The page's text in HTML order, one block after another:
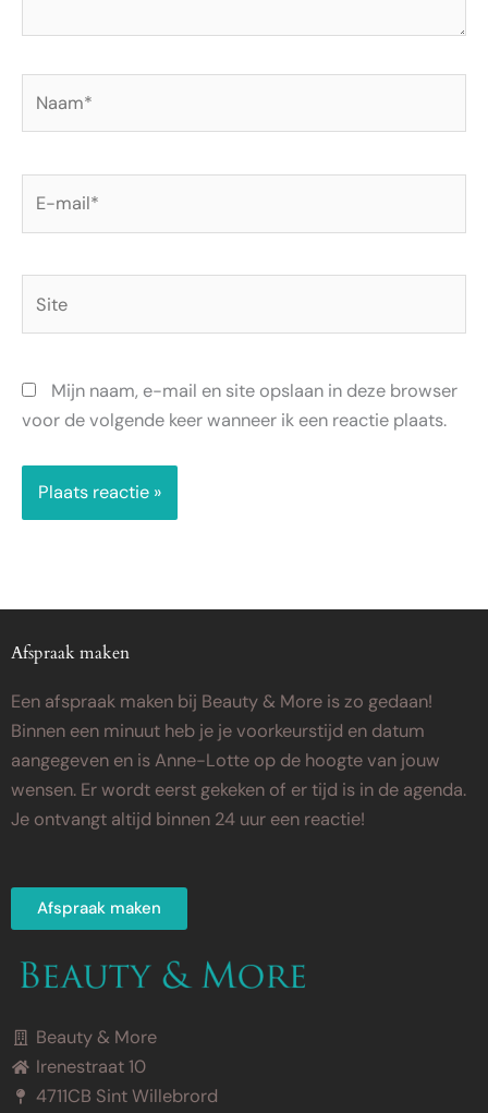
Mijn naam, e-mail en site opslaan in deze browser
voor de volgende keer wanneer ik een reactie plaats.
Afspraak maken
Een afspraak maken bij Beauty & More is zo gedaan!
Binnen een minuut heb je je voorkeurstijd en datum
aangegeven en is Anne-Lotte op de hoogte van jouw
wensen. Er wordt eerst gekeken of er tijd is in de agenda.
Je ontvangt altijd binnen 24 uur een reactie!
Afspraak maken
Beauty & More
Irenestraat 10
4711CB Sint Willebrord